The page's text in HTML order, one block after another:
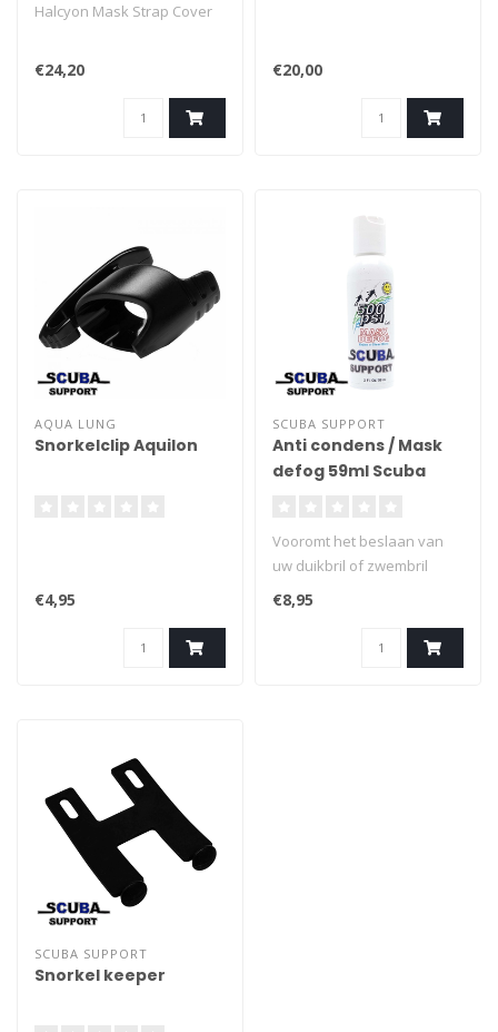
Halcyon Mask Strap Cover
€24,20 €20,00
AQUA LUNG
Snorkelclip Aquilon
€4,95
SCUBA SUPPORT
Anti condens / Mask
defog 59ml Scuba
Vooromt het beslaan van
uw duikbril of zwembril
€8,95
SCUBA SUPPORT
Snorkel keeper